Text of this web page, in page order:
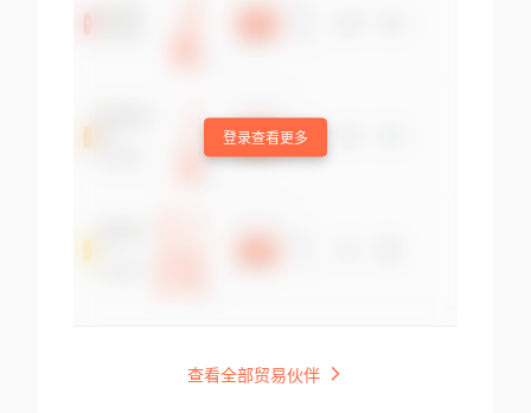
登录查看更多
查看全部贸易伙伴